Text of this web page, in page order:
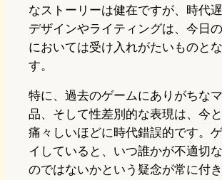
なストーリーは健在ですが、時代
デザインやライティングは、今日
においては受け入れがたいものと
す。
特に、過去のゲームにありがちな
品、そして性差別的な表現は、今
痛々しいほどに時代錯誤的です。
イしていると、いつ誰かが不適切
のではないかという疑念が常に付